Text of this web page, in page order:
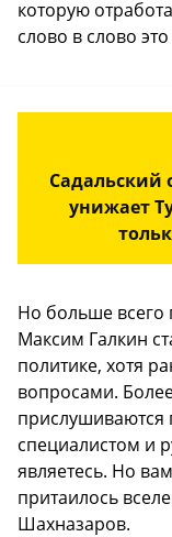
которую
слово в слово
Садальский
унижает
Но больше всего
Максим Галкин
политике, хотя
вопросами.
прислушиваются
специалистом и
являетесь. Но
притаилось
Шахназаров.